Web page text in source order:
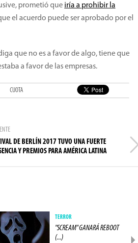
prometió que iría a prohibir la
el acuerdo puede ser aprobado por el
que no es a favor de algo, tiene que
a favor de las empresas.
CUOTA
DE BERLÍN 2017 TUVO UNA FUERTE
Y PREMIOS PARA AMÉRICA LATINA
TERROR
"SCREAM" GANARÁ REBOOT
(...)